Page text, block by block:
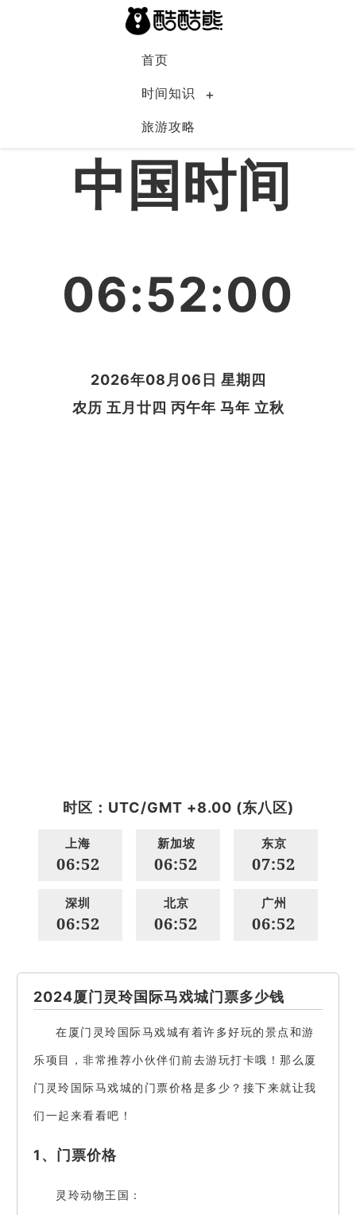
首页
时间知识
旅游攻略
中国
中国时间
06:52:00
2026年08月06日 星期四
农历 五月廿四 丙午年 马年 立秋
时区：UTC/GMT +8.00 (东八区)
上海
06:52
新加坡
06:52
东京
07:52
深圳
06:52
北京
06:52
广州
06:52
2024厦门灵玲国际马戏城门票多少钱
在厦门灵玲国际马戏城有着许多好玩的景点和游
乐项目，非常推荐小伙伴们前去游玩打卡哦！那么厦
门灵玲国际马戏城的门票价格是多少？接下来就让我
们一起来看看吧！
1、门票价格
灵玲动物王国：